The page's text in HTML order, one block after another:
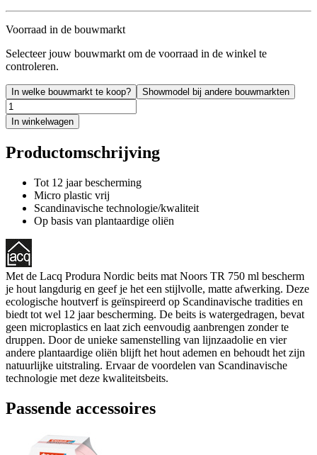
Voorraad in de bouwmarkt
Selecteer jouw bouwmarkt om de voorraad in de winkel te
controleren.
In welke bouwmarkt te koop? Showmodel bij andere bouwmarkten
In winkelwagen
Productomschrijving
Tot 12 jaar bescherming
Micro plastic vrij
Scandinavische technologie/kwaliteit
Op basis van plantaardige oliën
Met de Lacq Produra Nordic beits mat Noors TR 750 ml bescherm
je hout langdurig en geef je het een stijlvolle, matte afwerking. Deze
ecologische houtverf is geïnspireerd op Scandinavische tradities en
biedt tot wel 12 jaar bescherming. De beits is watergedragen, bevat
geen microplastics en laat zich eenvoudig aanbrengen zonder te
druppen. Door de unieke samenstelling van lijnzaadolie en vier
andere plantaardige oliën blijft het hout ademen en behoudt het zijn
natuurlijke uitstraling. Ervaar de voordelen van Scandinavische
technologie met deze kwaliteitsbeits.
Passende accessoires